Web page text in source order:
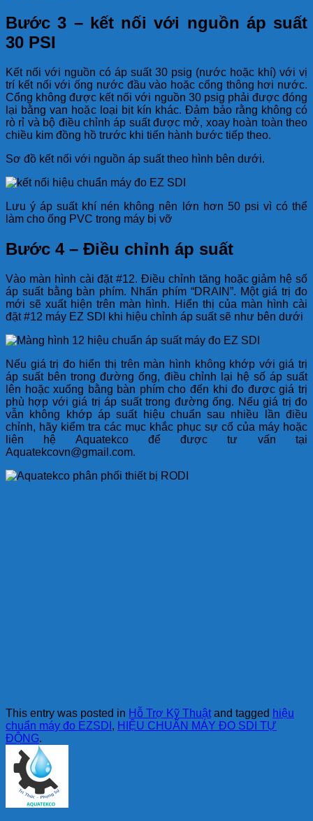
Bước 3 – kết nối với nguồn áp suất
30 PSI
Kết nối với nguồn có áp suất 30 psig (nước hoặc khí) với vị
trí kết nối với ống nước đầu vào hoặc cổng thông hơi nước.
Cổng không được kết nối với nguồn 30 psig phải được đóng
lại bằng van hoặc loại bịt kín khác. Đảm bảo rằng không có
rò rỉ và bộ điều chỉnh áp suất được mở, xoay hoàn toàn theo
chiều kim đồng hồ trước khi tiến hành bước tiếp theo.
Sơ đồ kết nối với nguồn áp suất theo hình bên dưới.
Lưu ý áp suất khí nén không nên lớn hơn 50 psi vì có thể
làm cho ống PVC trong máy bị vỡ
Bước 4 – Điều chỉnh áp suất
Vào màn hình cài đặt #12. Điều chỉnh tăng hoặc giảm hệ số
áp suất bằng bàn phím. Nhấn phím “DRAIN”. Một giá trị đo
mới sẽ xuất hiện trên màn hình. Hiển thị của màn hình cài
đặt #12 máy EZ SDI khi hiệu chỉnh áp suất sẽ như bên dưới
Nếu giá trị đo hiển thị trên màn hình không khớp với giá trị
áp suất bên trong đường ống, điều chỉnh lại hệ số áp suất
lên hoặc xuống bằng bàn phím cho đến khi đo được giá trị
phù hợp với giá trị áp suất trong đường ống. Nếu giá trị đo
vẫn không khớp áp suất hiệu chuẩn sau nhiều lần điều
chỉnh, hãy kiểm tra các mục khắc phục sự cố của máy hoặc
liên hệ Aquatekco để được tư vấn tại
Aquatekcovn@gmail.com.
This entry was posted in Hỗ Trợ Kỹ Thuật and tagged hiệu
chuẩn máy đo EZSDI , HIỆU CHUẨN MÁY ĐO SDI TỰ
ĐỘNG.